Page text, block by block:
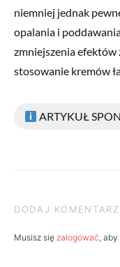
niemniej jednak
opalania i
zmniejszenia efektów
stosowanie kremów
ARTYKUŁ
DODAJ KOMENTARZ
Musisz się zalogować,